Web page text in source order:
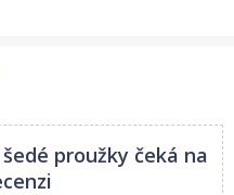
PET lahví a pomáhají
vysušení tendenci
podmínek pro místní
proužky čeká na